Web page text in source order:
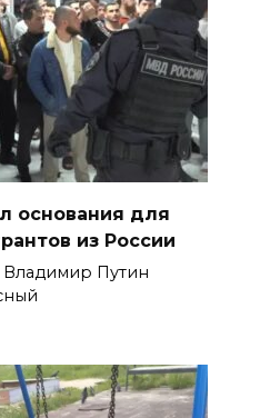
основания для
из России
Путин